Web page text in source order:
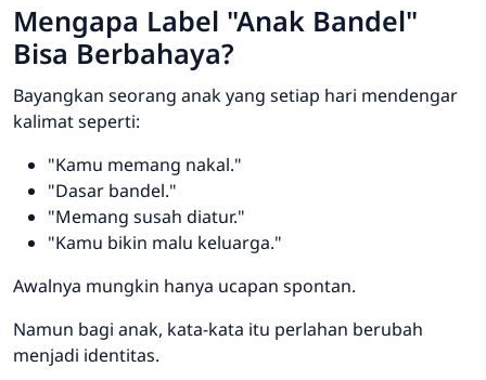
Mengapa Label "Anak Bandel"
Bisa Berbahaya?
Bayangkan seorang anak yang setiap hari mendengar
kalimat seperti:
"Kamu memang nakal."
"Dasar bandel."
"Memang susah diatur."
"Kamu bikin malu keluarga."
Awalnya mungkin hanya ucapan spontan.
Namun bagi anak, kata-kata itu perlahan berubah
menjadi identitas.